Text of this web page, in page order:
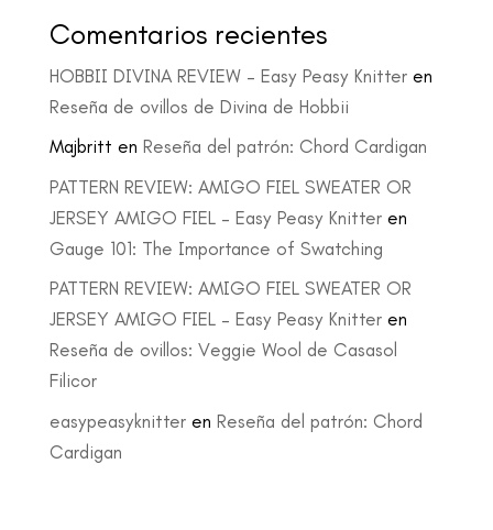
Comentarios recientes
HOBBII DIVINA REVIEW – Easy Peasy Knitteren
Reseña de ovillos de Divina de Hobbii
Majbritt en Reseña del patrón: Chord Cardigan
PATTERN REVIEW: AMIGO FIEL SWEATER OR
JERSEY AMIGO FIEL – Easy Peasy Knitteren
Gauge 101: The Importance of Swatching
PATTERN REVIEW: AMIGO FIEL SWEATER OR
JERSEY AMIGO FIEL – Easy Peasy Knitteren
Reseña de ovillos: Veggie Wool de Casasol
Filicor
easypeasyknitteren Reseña del patrón: Chord
Cardigan